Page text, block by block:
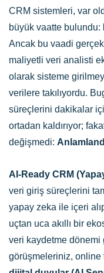
CRM sistemleri, var
büyük vaatte bulundu:
Ancak bu vaadi
maliyetli veri analisti
olarak sisteme
verilere takılıyordu.
süreçlerini dakikalar
ortadan kaldırıyor;
değişmedi:
AI-Ready CRM
veri giriş süreçlerini
yapay zeka ile içeri
uçtan uca akıllı bir
veri kaydetme dönemi
görüşmeleriniz, online